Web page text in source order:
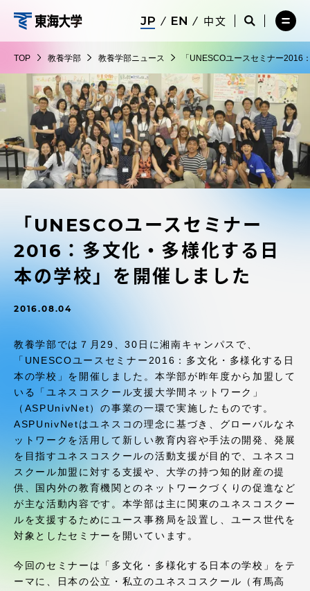
ツ
に
キ
ッ
プ
養
学
中文
サ
検
索
を
開
く
サ
イ
索
を
閉
じ
る
メ
ー
を
開
く
TOP 教養学部 教養学部ニュース 「UNESCOユースセミナー2016
「UNESCOユースセミナー
2016：多文化・多様化する日
本の学校」を開催しました
2016.08.04
教養学部では７月29、30日に湘南キャンパスで、
「UNESCOユースセミナー2016：多文化・多様化する日
本の学校」を開催しました。本学部が昨年度から加盟して
いる「ユネスコスクール支援大学間ネットワーク」
（ASPUnivNet）の事業の一環で実施したものです。
ASPUnivNetはユネスコの理念に基づき、グローバルなネ
ットワークを活用して新しい教育内容や手法の開発、発展
を目指すユネスコスクールの活動支援が目的で、ユネスコ
スクール加盟に対する支援や、大学の持つ知的財産の提
供、国内外の教育機関とのネットワークづくりの促進など
が主な活動内容です。本学部は主に関東のユネスコスクー
ルを支援するためにユース事務局を設置し、ユース世代を
対象としたセミナーを開いています。
今回のセミナーは「多文化・多様化する日本の学校」をテ
ーマに、日本の公立・私立のユネスコスクール（有馬高
メ
ニ
を
閉
じ
る
在学生・保護者向けポータル（TIPS）
受験・入学案内
教員・研究者ガイド
大学の概要
教育・研究
受験・入学案内
学生生活
グローバルネットワーク
学外連携
学園ネットワーク
各種情報・お問い合わせ